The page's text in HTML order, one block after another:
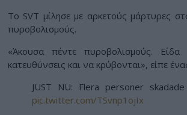
Το SVT μίλησε με αρκετούς μάρτυρες
πυροβολισμούς.
«Άκουσα πέντε πυροβολισμούς.
κατευθύνσεις και να κρύβονται», είπε
JUST NU: Flera personer
pic.twitter.com/TSvnp1ojIx